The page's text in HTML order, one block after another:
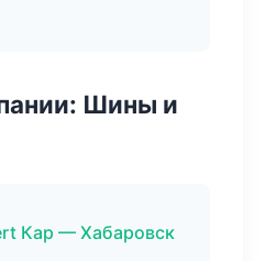
Шины и
Кар — Хабаровск